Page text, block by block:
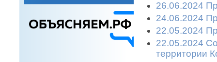
26.06.2024
24.06.2024
22.05.2024
22.05.2024
территории